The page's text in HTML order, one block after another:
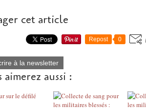
cet article
Repost 0
à la newsletter
aimerez aussi :